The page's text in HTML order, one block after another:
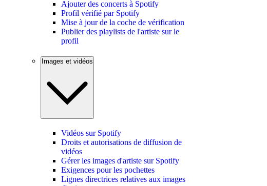
Ajouter des concerts à Spotify
Profil vérifié par Spotify
Mise à jour de la coche de vérification
Publier des playlists de l'artiste sur le
profil
Images et vidéos
Vidéos sur Spotify
Droits et autorisations de diffusion de
vidéos
Gérer les images d'artiste sur Spotify
Exigences pour les pochettes
Lignes directrices relatives aux images